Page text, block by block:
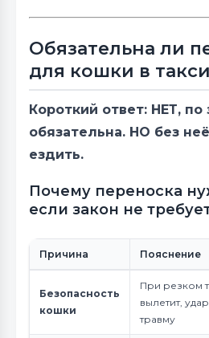
Обязательна ли
для кошки в такси
Короткий ответ: НЕТ, по
обязательна. НО без
ездить.
Почему переноска
если закон не
Причина Пояснение
Безопасность
кошки
При резком
вылетит,
травму